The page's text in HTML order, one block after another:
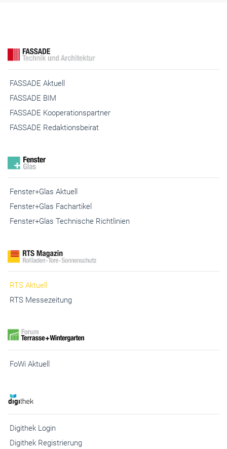
FASSADE Aktuell
FASSADE BIM
FASSADE Kooperationspartner
FASSADE Redaktionsbeirat
Fenster+Glas Aktuell
Fenster+Glas Fachartikel
Fenster+Glas Technische Richtlinien
RTS Aktuell
RTS Messezeitung
FoWi Aktuell
Digithek Login
Digithek Registrierung